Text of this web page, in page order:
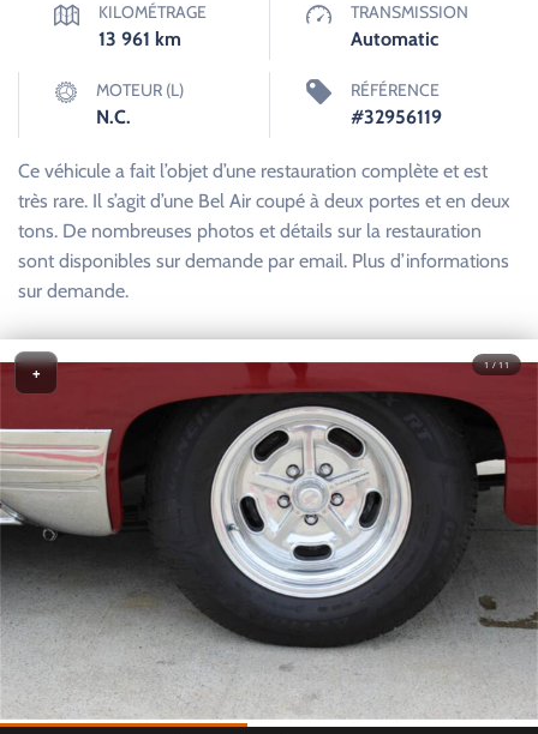
KILOMÉTRAGE
13 961 km
TRANSMISSION
Automatic
MOTEUR (L)
N.C.
RÉFÉRENCE
#32956119
Ce véhicule a fait l’objet d’une restauration complète et est
très rare. Il s’agit d’une Bel Air coupé à deux portes et en deux
tons. De nombreuses photos et détails sur la restauration
sont disponibles sur demande par email. Plus d’informations
sur demande.
1 / 11
+